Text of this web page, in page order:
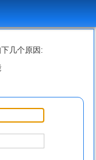
几个原因: